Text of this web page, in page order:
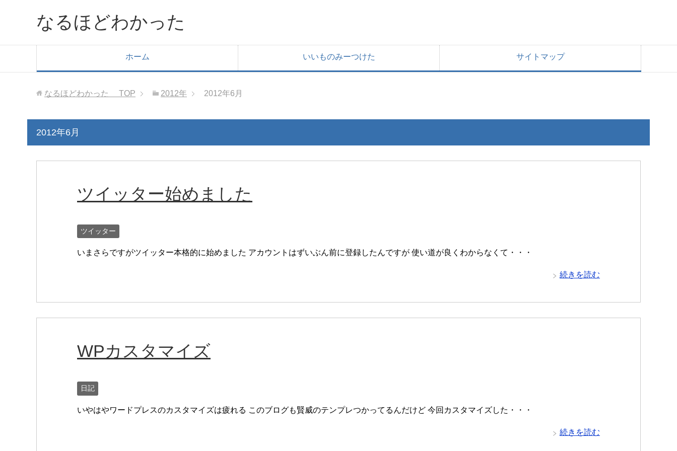
なるほどわかった
ホーム いいものみーつけた サイトマップ
なるほどわかった TOP 2012年 2012年6月
2012年6月
ツイッター始めました
ツイッター
いまさらですがツイッター本格的に始めました アカウントはずいぶん前に登録したんですが 使い道が良くわからなくて・・・
続きを読む
WPカスタマイズ
日記
いやはやワードプレスのカスタマイズは疲れる このブログも賢威のテンプレつかってるんだけど 今回カスタマイズした・・・
続きを読む